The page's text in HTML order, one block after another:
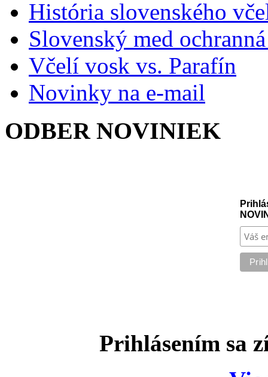
História slovenského
Slovenský med
Včelí vosk vs. Parafín
Novinky na e-mail
ODBER NOVINIEK
Prihlásením sa